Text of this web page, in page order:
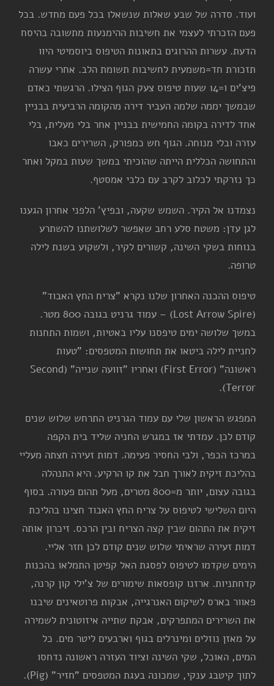
ועוד. סדרה של שבע שאלות שנשאלו בכל פעם מחדש. בכל
פעם הזכרתי לעצמי את חשיבות ההימנעות מתשובה בהיסח
הדעת. עשרות ההרוגים בתאונות הטיפוס ביוסמיטי היוו
תזכורת חד=משמעית לחשיבות תשומת הלב. אחרי עשרה
פיצ'ים ו=14 שעות טיפוס צעק הגוף הצילו. הרגשתי כאדם
שבמשך יממה שלמה העביר דירה מהקומה הרביעית בבניין
אחד לדירה בקומה החמישית בבניין אחר בלי מעלית, בלי
עזרה ובלי מנוחה. הגוף חש כמפורק, השרירים כאבו
והתחושה הכללית הייתה שהוכיתי במשך שעות במקל ואחר
כך נזרקתי לכלוב לקרב עם כלבי אמסטף.
נצמדנו אל הקיר. השמש שקעה, ובפיץ' הלפני אחרון הגענו
לגן עדן: משטח סלע רחב שאִפשר לשלושתנו להשתרע
בנוחות בשקי השינה, קשורים לקיר, ולשקוע בשנת לילה
טרופה.
טיפוס ההכנה האחרון שלנו נקרא "צריח החץ האבוד"
(Lost Arrow Spire) – עמוד גרניט בגובה 800 מטר.
במשך שלושה ימים טיפסנו עליו באטיות, ושמות התחנות
לחניית לילה ביטאו את תחושות המטפסים: "טעות
ראשונה" (First Error) ואחריו "זוועה שנייה" (Second
Terror).
המפגש הראשון שלי עם עמוד הגרניט התרחש שלוש שנים
קודם לכן. עמדתי אז במגרש החניה שליד בית הקפה
במרכז הכפר, ולבי החסיר פעימה. דמות זעירה חצתה מעליי
בהליכת זיקית לאורך חבל את קו הרקיע. היא התנהלה
בגובה עצום, יותר מ=800 מטרים, מעל תהום פעורה. בסוף
היום השלישי לטיפוס על צריח החץ האבוד חצינו בהליכת
זיקית את התהום שבין קצה הצריח ובין הרכס. זיכרון אותה
דמות זעירה שראיתי שלוש שנים קודם לכן חזר אליי.
הימים שקדמו לטיפוס לפסגת האל קפיטן התמלאו בהכנות
קדחתניות. ארזנו קופסאות שימורים של צ'ילי קון קרנה,
פאוור בארס לשיקום האנרגייה, אבקות פרוטאינים שיבנו
את השרירים המתפרקים, אבקת שתייה איזוטונית לשמירה
על מאזן נוזלים ומינרלים בגוף וארבעים ליטר מים. כל
המים, האוכל, שקי השינה וציוד העזרה ראשונה נדחסו
לתוך קיטבג ענקי, שמכונה בעגת המטפסים "חזיר" (Pig).